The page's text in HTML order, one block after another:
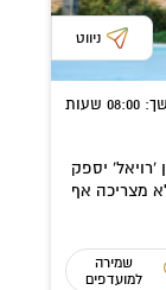
ניווט
: 08:00 שעות
'רויאל' יספק
מצריכה אף
שמירה
למועדפים